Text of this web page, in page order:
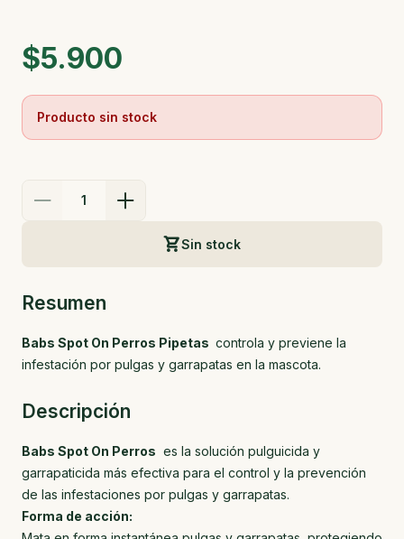
$5.900
Producto sin stock
1
Sin stock
Resumen
Babs Spot On Perros Pipetas controla y previene la
infestación por pulgas y garrapatas en la mascota.
Descripción
Babs Spot On Perros es la solución pulguicida y
garrapaticida más efectiva para el control y la prevención
de las infestaciones por pulgas y garrapatas.
Forma de acción: